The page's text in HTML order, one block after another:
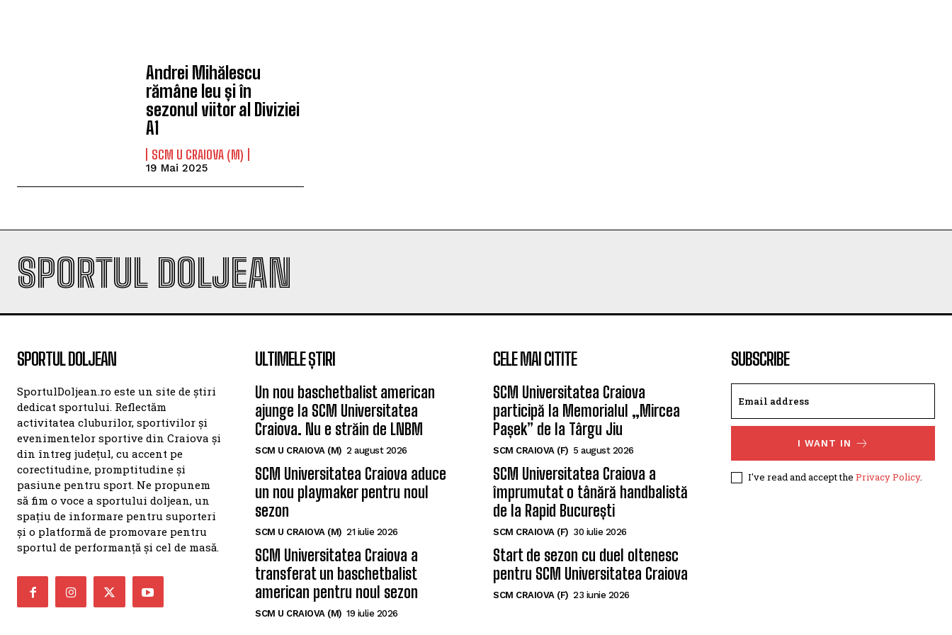
Andrei Mihălescu
rămâne leu și în
sezonul viitor al Diviziei
A1
SCM U CRAIOVA (M)
19 Mai 2025
SPORTUL DOLJEAN
SPORTUL DOLJEAN
SportulDoljean.ro este un site de știri
dedicat sportului. Reflectăm
activitatea cluburilor, sportivilor și
evenimentelor sportive din Craiova și
din întreg județul, cu accent pe
corectitudine, promptitudine și
pasiune pentru sport. Ne propunem
să fim o voce a sportului doljean, un
spațiu de informare pentru suporteri
și o platformă de promovare pentru
sportul de performanță și cel de masă.
ULTIMELE ȘTIRI
Un nou baschetbalist american
ajunge la SCM Universitatea
Craiova. Nu e străin de LNBM
SCM U CRAIOVA (M) 2 august 2026
SCM Universitatea Craiova aduce
un nou playmaker pentru noul
sezon
SCM U CRAIOVA (M) 21 iulie 2026
SCM Universitatea Craiova a
transferat un baschetbalist
american pentru noul sezon
SCM U CRAIOVA (M) 19 iulie 2026
CELE MAI CITITE
SCM Universitatea Craiova
participă la Memorialul „Mircea
Pașek” de la Târgu Jiu
SCM CRAIOVA (F) 5 august 2026
SCM Universitatea Craiova a
împrumutat o tânără handbalistă
de la Rapid București
SCM CRAIOVA (F) 30 iulie 2026
Start de sezon cu duel oltenesc
pentru SCM Universitatea Craiova
SCM CRAIOVA (F) 23 iunie 2026
SUBSCRIBE
I WANT IN
I've read and accept the Privacy Policy.